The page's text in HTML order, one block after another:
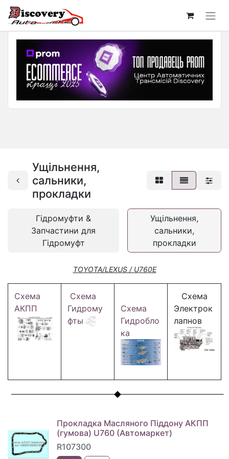
Ущільнення,
сальники,
прокладки
Гідромуфти &
Запчастини для
Гідромуфт
Ущільнення,
сальники,
прокладки
TOYOTA/LEXUS / U760E
Схема
АКПП
Схема
Гидрому
фты
Схема
Гидробло
ка
Схема
Электрок
лапнов
Прокладка Масляного Піддону АКПП
(гумова) U760 (Автомаркет)
R107300